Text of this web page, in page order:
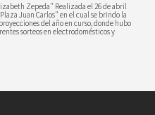
Zepeda" Realizada el 26 de abril
Juan Carlos" en el cual se brindo la
del año en curso, donde hubo
sorteos en electrodomésticos y